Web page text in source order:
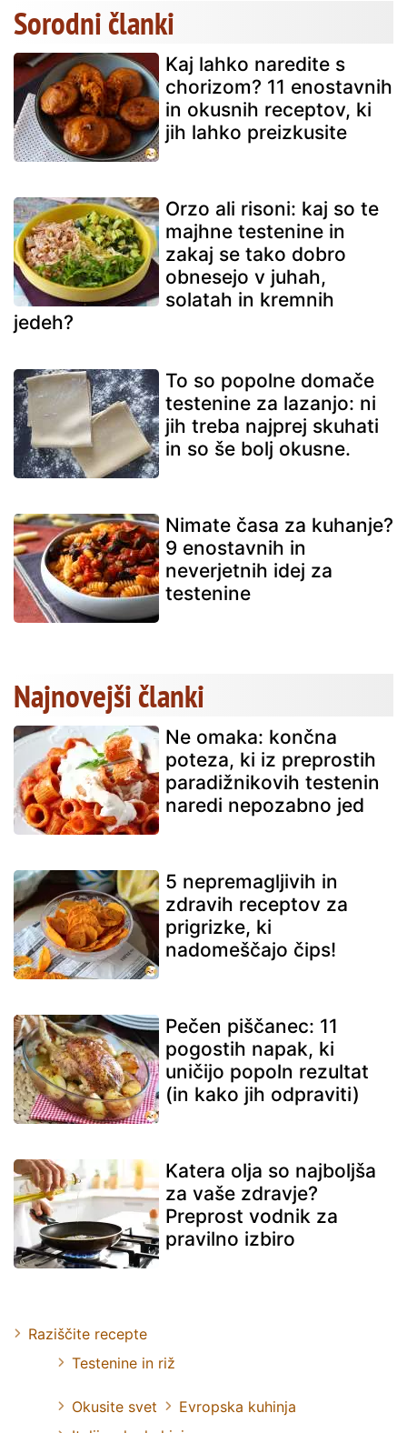
Sorodni članki
Kaj lahko naredite s
chorizom? 11 enostavnih
in okusnih receptov, ki
jih lahko preizkusite
Orzo ali risoni: kaj so te
majhne testenine in
zakaj se tako dobro
obnesejo v juhah,
solatah in kremnih
jedeh?
To so popolne domače
testenine za lazanjo: ni
jih treba najprej skuhati
in so še bolj okusne.
Nimate časa za kuhanje?
9 enostavnih in
neverjetnih idej za
testenine
Najnovejši članki
Ne omaka: končna
poteza, ki iz preprostih
paradižnikovih testenin
naredi nepozabno jed
5 nepremagljivih in
zdravih receptov za
prigrizke, ki
nadomeščajo čips!
Pečen piščanec: 11
pogostih napak, ki
uničijo popoln rezultat
(in kako jih odpraviti)
Katera olja so najboljša
za vaše zdravje?
Preprost vodnik za
pravilno izbiro
Raziščite recepte
Testenine in riž
Okusite svet
Evropska kuhinja